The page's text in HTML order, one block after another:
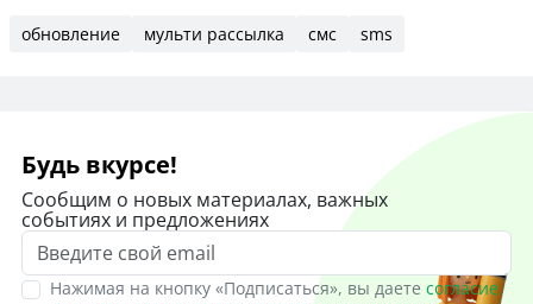
обновление мульти рассылка смс sms
Будь вкурсе!
Сообщим о новых материалах, важных
событиях и предложениях
Нажимая на кнопку «Подписаться», вы даете согласие